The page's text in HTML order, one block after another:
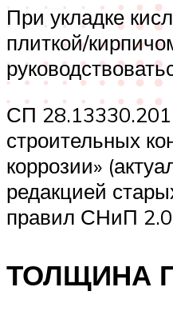
При укладке
плиткой/
СП
строительных
коррозии»
редакцией
правил СНиП
ТОЛЩИНА